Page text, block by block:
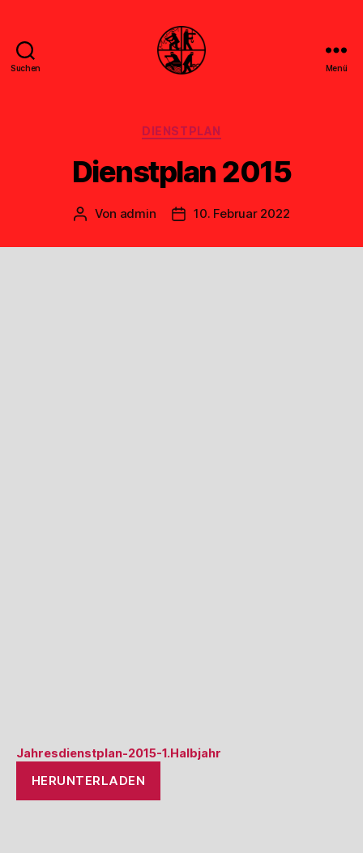
Suchen Menü
Kategorien
DIENSTPLAN
Dienstplan 2015
Beitragsautor
Von admin Veröffentlichungsdatum
10. Februar 2022
Jahresdienstplan-2015-1.Halbjahr
HERUNTERLADEN